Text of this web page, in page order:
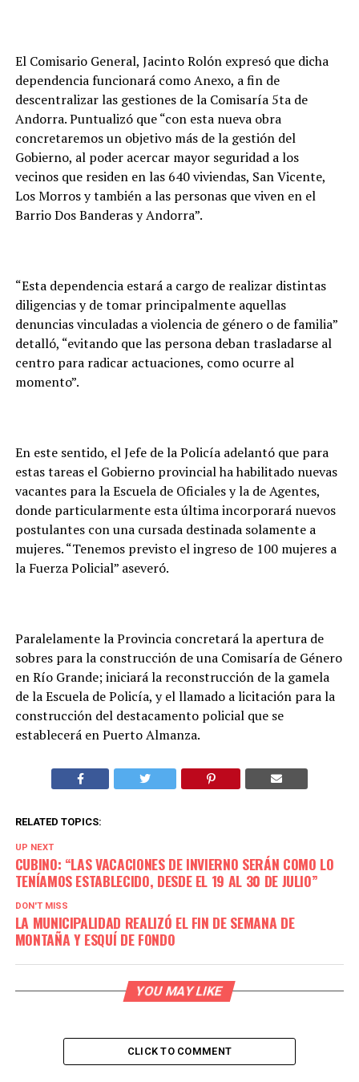
El Comisario General, Jacinto Rolón expresó que dicha
dependencia funcionará como Anexo, a fin de
descentralizar las gestiones de la Comisaría 5ta de
Andorra. Puntualizó que “con esta nueva obra
concretaremos un objetivo más de la gestión del
Gobierno, al poder acercar mayor seguridad a los
vecinos que residen en las 640 viviendas, San Vicente,
Los Morros y también a las personas que viven en el
Barrio Dos Banderas y Andorra”.
“Esta dependencia estará a cargo de realizar distintas
diligencias y de tomar principalmente aquellas
denuncias vinculadas a violencia de género o de familia”
detalló, “evitando que las persona deban trasladarse al
centro para radicar actuaciones, como ocurre al
momento”.
En este sentido, el Jefe de la Policía adelantó que para
estas tareas el Gobierno provincial ha habilitado nuevas
vacantes para la Escuela de Oficiales y la de Agentes,
donde particularmente esta última incorporará nuevos
postulantes con una cursada destinada solamente a
mujeres. “Tenemos previsto el ingreso de 100 mujeres a
la Fuerza Policial” aseveró.
Paralelamente la Provincia concretará la apertura de
sobres para la construcción de una Comisaría de Género
en Río Grande; iniciará la reconstrucción de la gamela
de la Escuela de Policía, y el llamado a licitación para la
construcción del destacamento policial que se
establecerá en Puerto Almanza.
RELATED TOPICS:
UP NEXT
CUBINO: “LAS VACACIONES DE INVIERNO SERÁN COMO LO
TENÍAMOS ESTABLECIDO, DESDE EL 19 AL 30 DE JULIO”
DON'T MISS
LA MUNICIPALIDAD REALIZÓ EL FIN DE SEMANA DE
MONTAÑA Y ESQUÍ DE FONDO
YOU MAY LIKE
CLICK TO COMMENT